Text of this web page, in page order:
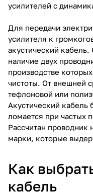
усилителей с
Для передачи
усилителя к
акустический
наличие двух
производстве
чистоты. От внешней
тефлоновой или
Акустический кабель
ломается при частых
Рассчитан проводник
марки, которые
Как
кабель